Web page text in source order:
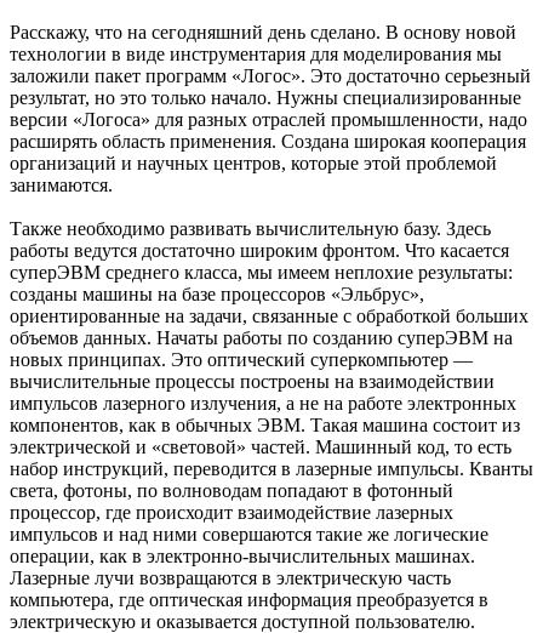
Расскажу, что на сегодняшний день сделано. В основу новой
технологии в виде инструментария для моделирования мы
заложили пакет программ «Логос». Это достаточно серьезный
результат, но это только начало. Нужны специализированные
версии «Логоса» для разных отраслей промышленности, надо
расширять область применения. Создана широкая кооперация
организаций и научных центров, которые этой проблемой
занимаются.
Также необходимо развивать вычислительную базу. Здесь
работы ведутся достаточно широким фронтом. Что касается
суперЭВМ среднего класса, мы имеем неплохие результаты:
созданы машины на базе процессоров «Эльбрус»,
ориентированные на задачи, связанные с обработкой больших
объемов данных. Начаты работы по созданию суперЭВМ на
новых принципах. Это оптический суперкомпьютер —
вычислительные процессы построены на взаимодействии
импульсов лазерного излучения, а не на работе электронных
компонентов, как в обычных ЭВМ. Такая машина состоит из
электрической и «световой» частей. Машинный код, то есть
набор инструкций, переводится в лазерные импульсы. Кванты
света, фотоны, по волноводам попадают в фотонный
процессор, где происходит взаимодействие лазерных
импульсов и над ними совершаются такие же логические
операции, как в электронно-вычислительных машинах.
Лазерные лучи возвращаются в электрическую часть
компьютера, где оптическая информация преобразуется в
электрическую и оказывается доступной пользователю.